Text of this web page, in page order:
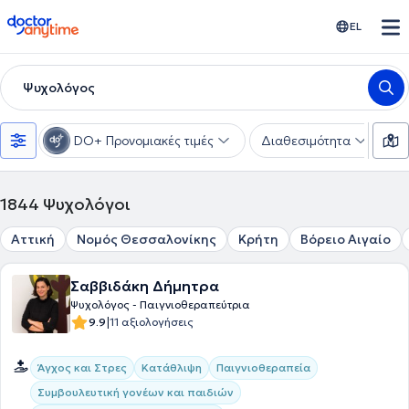
doctoranytime EL
Ψυχολόγος
DO+ Προνομιακές τιμές Διαθεσιμότητα
1844 Ψυχολόγοι
Αττική Νομός Θεσσαλονίκης Κρήτη Βόρειο Αιγαίο
Σαββιδάκη Δήμητρα
Ψυχολόγος - Παιγνιοθεραπεύτρια
9.9|11 αξιολογήσεις
Άγχος και Στρες Κατάθλιψη
Παιγνιοθεραπεία
Συμβουλευτική γονέων και παιδιών